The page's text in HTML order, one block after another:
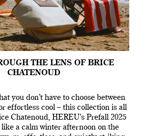
THE LENS OF BRICE
CHATENOUD
you don’t have to choose between
effortless cool – this collection is all
Chatenoud, HEREU’s Prefall 2025
a calm winter afternoon on the